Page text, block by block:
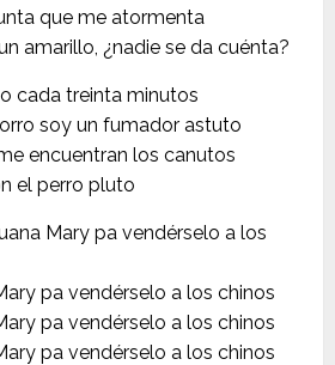
que me atormenta
amarillo, ¿nadie se da cuénta?
cada treinta minutos
soy un fumador astuto
encuentran los canutos
el perro pluto
Mary pa vendérselo a los
pa vendérselo a los chinos
pa vendérselo a los chinos
pa vendérselo a los chinos